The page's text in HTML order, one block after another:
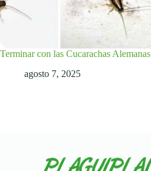
Terminar con las Cucarachas Alemanas
agosto 7, 2025